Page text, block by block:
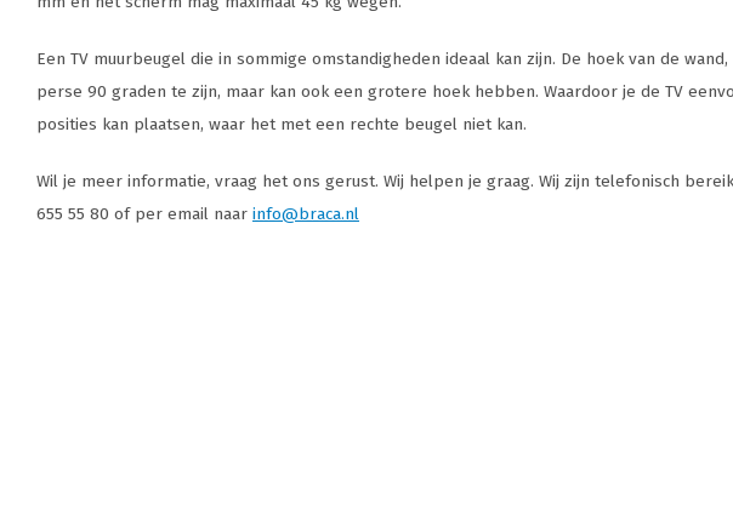
Een TV muurbeugel die in sommige omstandigheden ideaal kan zijn. De hoek van de
perse 90 graden te zijn, maar kan ook een grotere hoek hebben. Waardoor je de TV
posities kan plaatsen, waar het met een rechte beugel niet kan.
Wil je meer informatie, vraag het ons gerust. Wij helpen je graag. Wij zijn telefonisch
655 55 80 of per email naar info@braca.nl